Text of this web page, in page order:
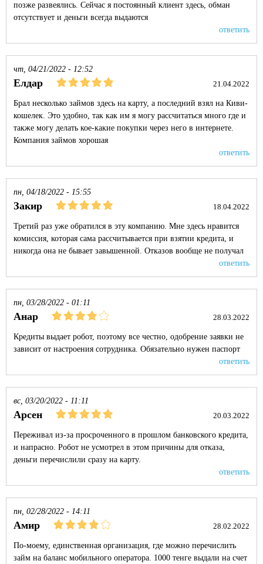
позже развеялись. Сейчас я постоянный клиент здесь, обман
отсутствует и деньги всегда выдаются
ответить
чт, 04/21/2022 - 12:52
Елдар 21.04.2022
Брал несколько займов здесь на карту, а последний взял на Киви-
кошелек. Это удобно, так как им я могу рассчитаться много где и
также могу делать кое-какие покупки через него в интернете.
Компания займов хорошая
ответить
пн, 04/18/2022 - 15:55
Закир 18.04.2022
Третий раз уже обратился в эту компанию. Мне здесь нравится
комиссия, которая сама рассчитывается при взятии кредита, и
никогда она не бывает завышенной. Отказов вообще не получал
ответить
пн, 03/28/2022 - 01:11
Анар 28.03.2022
Кредиты выдает робот, поэтому все честно, одобрение заявки не
зависит от настроения сотрудника. Обязательно нужен паспорт
ответить
вс, 03/20/2022 - 11:11
Арсен 20.03.2022
Переживал из-за просроченного в прошлом банковского кредита,
и напрасно. Робот не усмотрел в этом причины для отказа,
деньги перечислили сразу на карту.
ответить
пн, 02/28/2022 - 14:11
Амир 28.02.2022
По-моему, единственная организация, где можно перечислить
займ на баланс мобильного оператора. 1000 тенге выдали на счет